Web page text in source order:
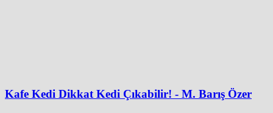
Kafe Kedi Dikkat Kedi Çıkabilir! - M. Barış Özer